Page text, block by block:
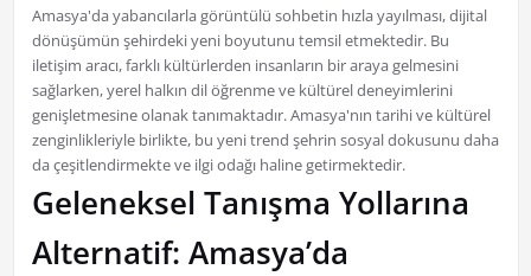
Amasya'da yabancılarla görüntülü sohbetin hızla yayılması, dijital
dönüşümün şehirdeki yeni boyutunu temsil etmektedir. Bu
iletişim aracı, farklı kültürlerden insanların bir araya gelmesini
sağlarken, yerel halkın dil öğrenme ve kültürel deneyimlerini
genişletmesine olanak tanımaktadır. Amasya'nın tarihi ve kültürel
zenginlikleriyle birlikte, bu yeni trend şehrin sosyal dokusunu daha
da çeşitlendirmekte ve ilgi odağı haline getirmektedir.
Geleneksel Tanışma Yollarına
Alternatif: Amasya’da